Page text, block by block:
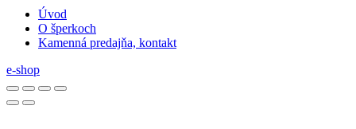
Úvod
O šperkoch
Kamenná predajňa, kontakt
e-shop